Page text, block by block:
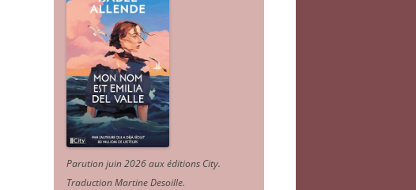
Parution juin 2026 aux éditions City.
Traduction Martine Desoille.